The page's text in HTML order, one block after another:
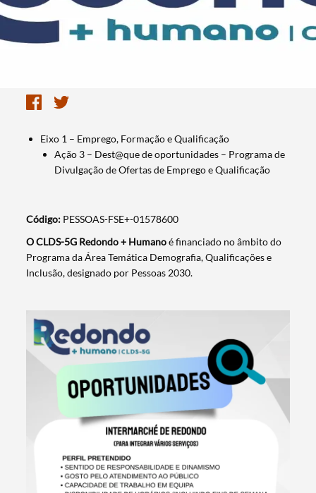
Termo de Pesquisa
Eixo 1 – Emprego, Formação e Qualificação
Ação 3 – Dest@que de oportunidades – Programa de
Divulgação de Ofertas de Emprego e Qualificação
Código: PESSOAS-FSE+-01578600
O CLDS-5G Redondo + Humanoé financiado no âmbito do
Programa da Área Temática Demografia, Qualificações e
Inclusão, designado por Pessoas 2030.